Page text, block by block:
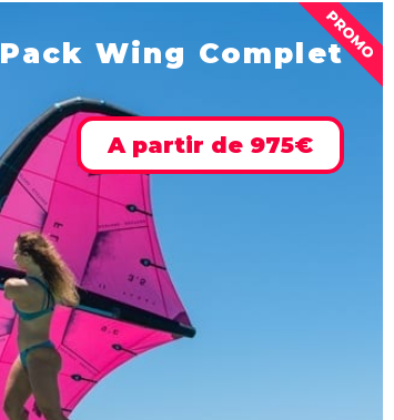
Pack Wing Complet
A partir de 975€
PROMO